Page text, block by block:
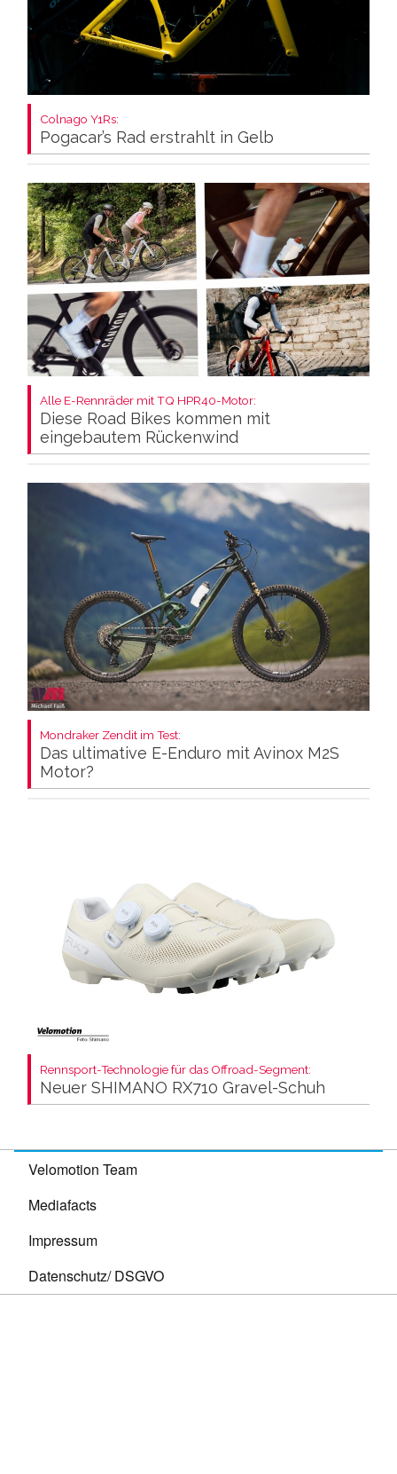
Colnago Y1Rs:
Pogacar’s Rad erstrahlt in Gelb
Alle E-Rennräder mit TQ HPR40-Motor:
Diese Road Bikes kommen mit
eingebautem Rückenwind
Mondraker Zendit im Test:
Das ultimative E-Enduro mit Avinox M2S
Motor?
Rennsport-Technologie für das Offroad-Segment:
Neuer SHIMANO RX710 Gravel-Schuh
Velomotion Team
Mediafacts
Impressum
Datenschutz/ DSGVO